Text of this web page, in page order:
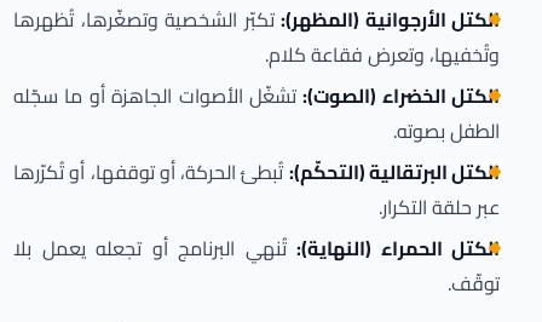
الكتل الأرجوانية (المظهر):تكبّر الشخصية وتصغّرها، تُظهرها
وتُخفيها، وتعرض فقاعة كلام.
الكتل الخضراء (الصوت):تشغّل الأصوات الجاهزة أو ما سجّله
الطفل بصوته.
الكتل البرتقالية (التحكّم):تُبطئ الحركة، أو توقفها، أو تُكرّرها
عبر حلقة التكرار.
الكتل الحمراء (النهاية): تُنهي البرنامج أو تجعله يعمل بلا
توقّف.